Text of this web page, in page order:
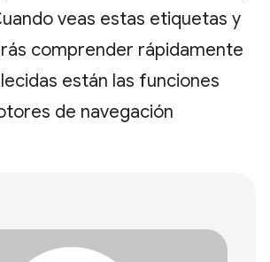
veas estas etiquetas y
comprender rápidamente
están las funciones
de navegación